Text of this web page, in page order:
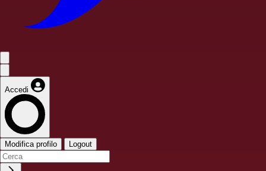
Accedi
Modifica profilo Logout